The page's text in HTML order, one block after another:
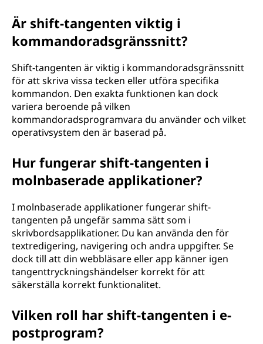
Är shift-tangenten viktig i
kommandoradsgränssnitt?
Shift-tangenten är viktig i kommandoradsgränssnitt
för att skriva vissa tecken eller utföra specifika
kommandon. Den exakta funktionen kan dock
variera beroende på vilken
kommandoradsprogramvara du använder och vilket
operativsystem den är baserad på.
Hur fungerar shift-tangenten i
molnbaserade applikationer?
I molnbaserade applikationer fungerar shift-
tangenten på ungefär samma sätt som i
skrivbordsapplikationer. Du kan använda den för
textredigering, navigering och andra uppgifter. Se
dock till att din webbläsare eller app känner igen
tangenttryckningshändelser korrekt för att
säkerställa korrekt funktionalitet.
Vilken roll har shift-tangenten i e-
postprogram?